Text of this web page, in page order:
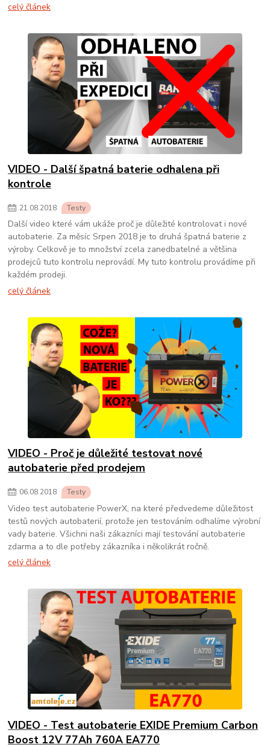
celý článek
VIDEO - Další špatná baterie odhalena při
kontrole
21.08.2018 Testy
Další video které vám ukáže proč je důležité kontrolovat i nové
autobaterie. Za měsíc Srpen 2018 je to druhá špatná baterie z
výroby. Celkově je to množství zcela zanedbatelné a většina
prodejců tuto kontrolu neprovádí. My tuto kontrolu provádíme při
každém prodeji.
celý článek
VIDEO - Proč je důležité testovat nové
autobaterie před prodejem
06.08.2018 Testy
Video test autobaterie PowerX, na které předvedeme důležitost
testů nových autobaterií, protože jen testováním odhalíme výrobní
vady baterie. Všichni naši zákazníci mají testování autobaterie
zdarma a to dle potřeby zákazníka i několikrát ročně.
celý článek
VIDEO - Test autobaterie EXIDE Premium Carbon
Boost 12V 77Ah 760A EA770